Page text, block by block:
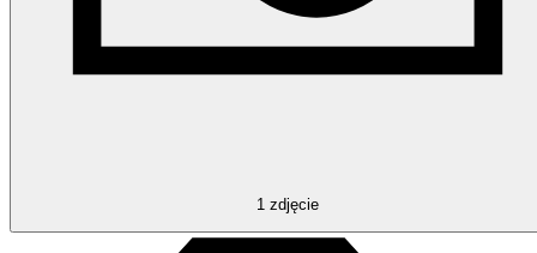
1 zdjęcie